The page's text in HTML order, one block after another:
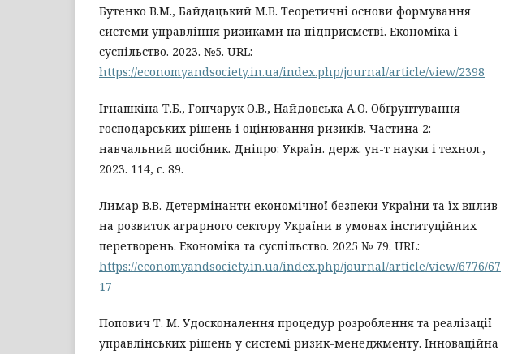
Бутенко В.М., Байдацький М.В. Теоретичні основи формування
системи управління ризиками на підприємстві. Економіка і
суспільство. 2023. №5. URL:
https://economyandsociety.in.ua/index.php/journal/article/view/2398
Ігнашкіна Т.Б., Гончарук О.В., Найдовська А.О. Обґрунтування
господарських рішень і оцінювання ризиків. Частина 2:
навчальний посібник. Дніпро: Україн. держ. ун-т науки і технол.,
2023. 114, с. 89.
Лимар В.В. Детермінанти економічної безпеки України та їх вплив
на розвиток аграрного сектору України в умовах інституційних
перетворень. Економіка та суспільство. 2025 № 79. URL:
https://economyandsociety.in.ua/index.php/journal/article/view/6776/67
17
Попович Т. М. Удосконалення процедур розроблення та реалізації
управлінських рішень у системі ризик-менеджменту. Інноваційна